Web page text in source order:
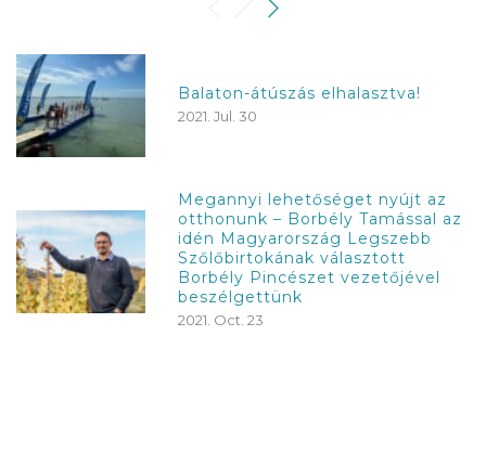
Balaton-átúszás elhalasztva!
2021. Jul. 30
Megannyi lehetőséget nyújt az
otthonunk – Borbély Tamással az
idén Magyarország Legszebb
Szőlőbirtokának választott
Borbély Pincészet vezetőjével
beszélgettünk
2021. Oct. 23